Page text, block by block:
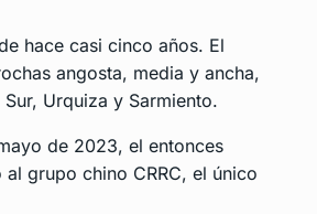
hace casi cinco años. El
angosta, media y ancha,
Urquiza y Sarmiento.
de 2023, el entonces
grupo chino CRRC, el único